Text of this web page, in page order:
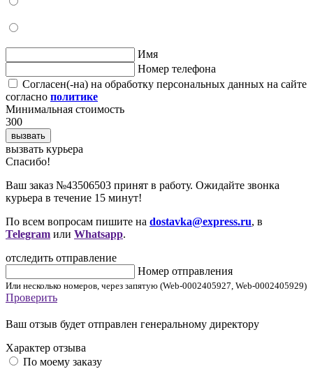
Имя
Номер телефона
Согласен(-на) на обработку персональных данных на сайте
согласно политике
Минимальная стоимость
300
вызвать
вызвать курьера
Cпасибо!
Ваш заказ №43506503 принят в работу. Ожидайте звонка
курьера в течение 15 минут!
По всем вопросам пишите на dostavka@express.ru, в
Telegram или Whatsapp.
отследить отправление
Номер отправления
Или несколько номеров, через запятую (Web-0002405927, Web-0002405929)
Проверить
Ваш отзыв будет отправлен генеральному директору
Характер отзыва
По моему заказу